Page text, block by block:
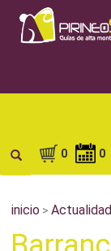
0 0
inicio >